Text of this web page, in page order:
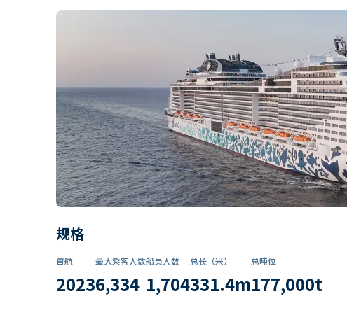
规格
首航
2023
最大乘客人数
6,334
船员人数
1,704
总长（米）
331.4m
总吨位
177,000t